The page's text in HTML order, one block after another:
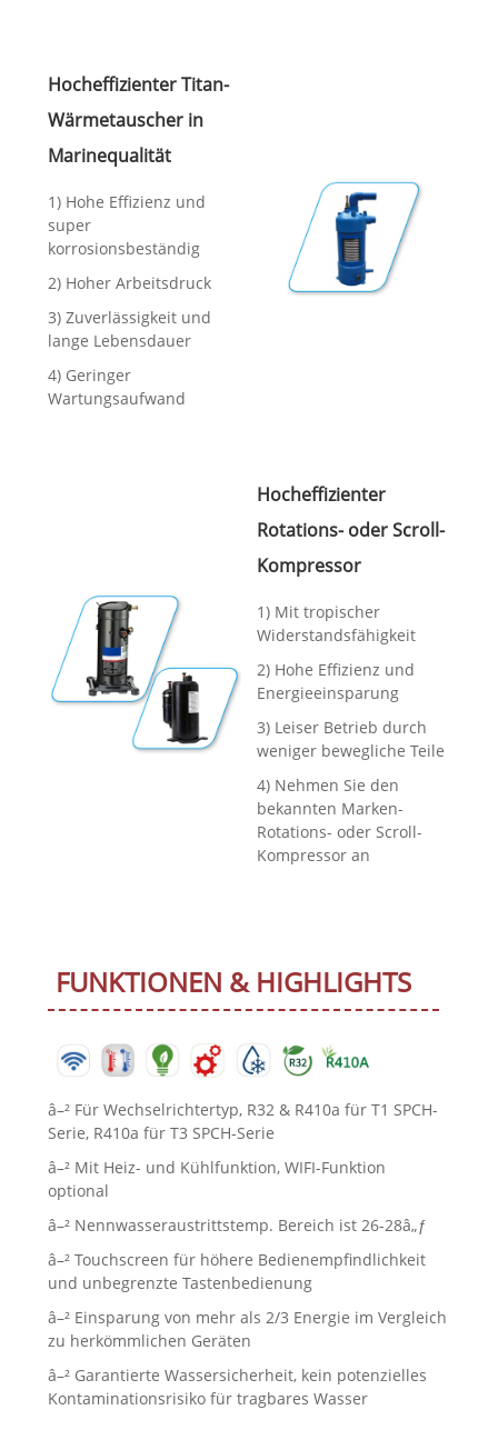
Hocheffizienter Titan-
Wärmetauscher in
Marinequalität
1) Hohe Effizienz und
super
korrosionsbeständig
2) Hoher Arbeitsdruck
3) Zuverlässigkeit und
lange Lebensdauer
4) Geringer
Wartungsaufwand
Hocheffizienter
Rotations- oder Scroll-
Kompressor
1) Mit tropischer
Widerstandsfähigkeit
2) Hohe Effizienz und
Energieeinsparung
3) Leiser Betrieb durch
weniger bewegliche Teile
4) Nehmen Sie den
bekannten Marken-
Rotations- oder Scroll-
Kompressor an
FUNKTIONEN & HIGHLIGHTS
â–² Für Wechselrichtertyp, R32 & R410a für T1 SPCH-
Serie, R410a für T3 SPCH-Serie
â–² Mit Heiz- und Kühlfunktion, WIFI-Funktion
optional
â–² Nennwasseraustrittstemp. Bereich ist 26-28â„ƒ
â–² Touchscreen für höhere Bedienempfindlichkeit
und unbegrenzte Tastenbedienung
â–² Einsparung von mehr als 2/3 Energie im Vergleich
zu herkömmlichen Geräten
â–² Garantierte Wassersicherheit, kein potenzielles
Kontaminationsrisiko für tragbares Wasser